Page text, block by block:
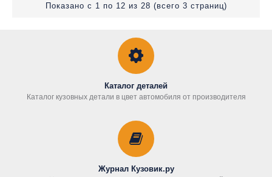
Показано с 1 по 12 из 28 (всего 3 страниц)
Каталог деталей
Каталог кузовных детали в цвет автомобиля от производителя
Журнал Кузовик.ру